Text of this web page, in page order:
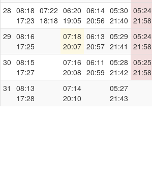
28 08:18
17:23
07:22
18:18
06:20
19:05
06:14
20:56
05:30
21:40
05:24
21:58
29 08:16
17:25
07:18
20:07
06:13
20:57
05:29
21:41
05:24
21:58
30 08:15
17:27
07:16
20:08
06:11
20:59
05:28
21:42
05:25
21:58
31
08:13
17:28
07:14
20:10
05:27
21:43